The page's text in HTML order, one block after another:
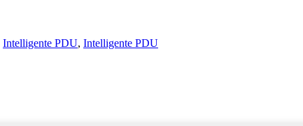
Intelligente PDU, Intelligente PDU